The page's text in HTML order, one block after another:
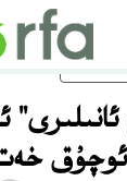
ئاتلاڭ